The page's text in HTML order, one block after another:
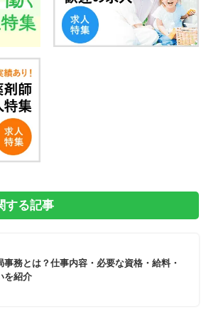
する記事
事務とは？仕事内容・必要な資格・給料・
を紹介